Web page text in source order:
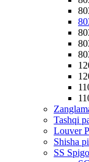
Tashqi
Louver
Shisha
SS